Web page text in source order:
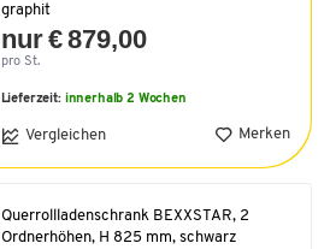
graphit
nur € 879,00
pro St.
Lieferzeit: innerhalb 2 Wochen
Vergleichen Merken
Querrollladenschrank BEXXSTAR, 2
Ordnerhöhen, H 825 mm, schwarz